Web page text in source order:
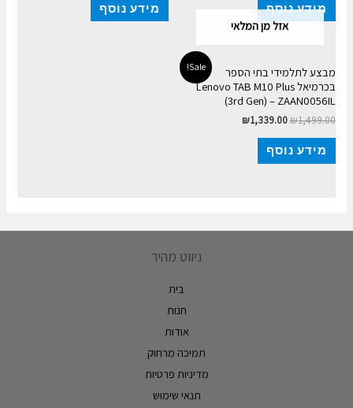
מידע נוסף מידע נוסף
Sale!
אזל מן המלאי
מבצע לתלמידי בתי הספר
בכרמיאל Lenovo TAB M10 Plus
(3rd Gen) – ZAAN0056IL
₪1,499.00
₪1,339.00
מידע נוסף
ניווט מהיר
בית
חנות
אודות
תמיכה מרחוק
מדיניות פרטיות
תנאי שימוש